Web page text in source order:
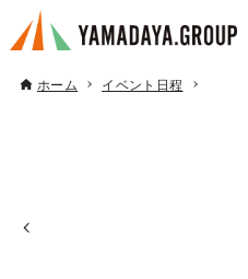
ホーム イベント日程